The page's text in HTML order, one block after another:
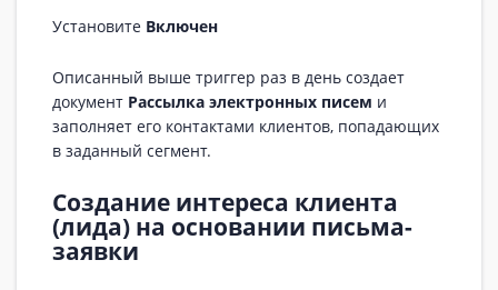
Установите Включен
Описанный выше триггер раз в день создает
документ Рассылка электронных писем и
заполняет его контактами клиентов, попадающих
в заданный сегмент.
Создание интереса клиента
(лида) на основании письма-
заявки